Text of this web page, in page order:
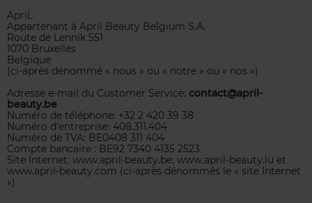
ApriL
Appartenant à April Beauty Belgium S.A.
Route de Lennik 551
1070 Bruxelles
Belgique
(ci-après dénommé « nous » ou « notre » ou « nos »)
Adresse e-mail du Customer Service: contact@april-
beauty.be
Numéro de téléphone: +32 2 420 39 38
Numéro d’entreprise: 408.311.404
Numéro de TVA: BE0408 311 404
Compte bancaire : BE92 7340 4135 2523
Site Internet: www.april-beauty.be, www.april-beauty.lu et
www.april-beauty.com (ci-après dénommés le « site Internet
»)